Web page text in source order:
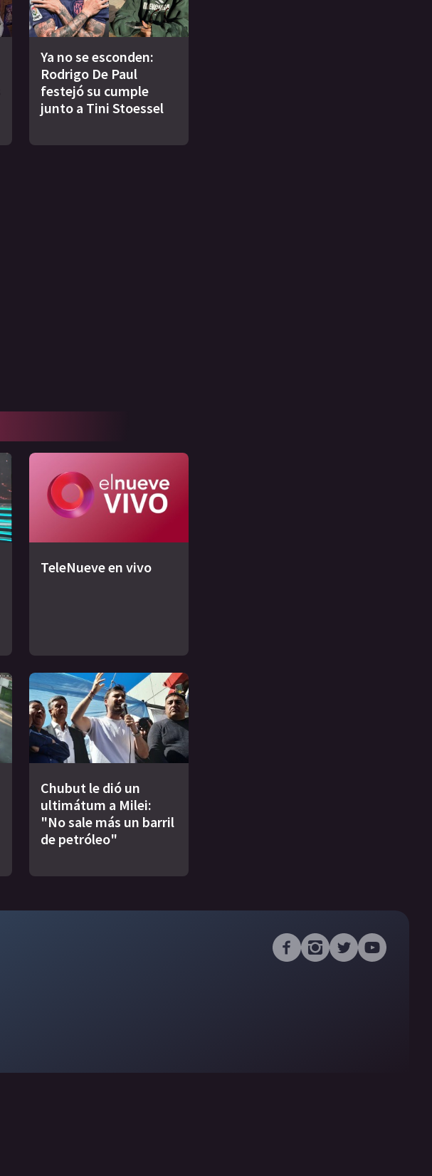
Ya no se esconden:
Rodrigo De Paul
festejó su cumple
junto a Tini Stoessel
TeleNueve en vivo
Chubut le dió un
ultimátum a Milei:
"No sale más un barril
de petróleo"